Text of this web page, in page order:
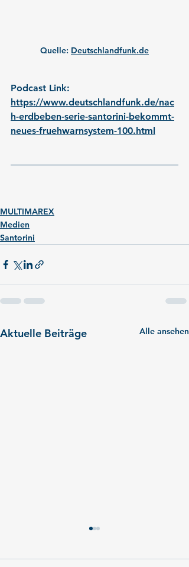
Quelle: Deutschlandfunk.de
Podcast Link:
https://www.deutschlandfunk.de/nac
h-erdbeben-serie-santorini-bekommt-
neues-fruehwarnsystem-100.html
MULTIMAREX
Medien
Santorini
Aktuelle Beiträge Alle ansehen